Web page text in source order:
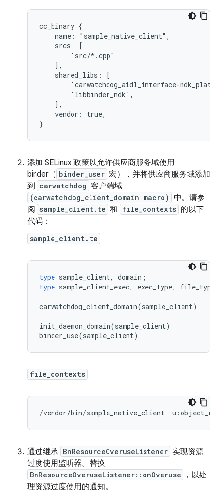
cc_binary {
    name: "sample_native_client",
    srcs: [
        "src/*.cpp"
    ],
    shared_libs: [
"carwatchdog_aidl_interface-
        "libbinder_ndk",
    ],
    vendor: true,
}
添加 SELinux 政策以允许供应商服务域使用
binder（ binder_user 宏），并将供应商服务域添加
到
carwatchdog 客户端域
(carwatchdog_client_domain macro) 中。请参
阅
sample_client.te 和 file_contexts 的以下
代码：
sample_client.te
type sample_client, domain ;
type sample_client_exec, exec_type, file_type
carwatchdog_client_domain(sample_client)
init_daemon_domain(sample_client)
binder_use(sample_client)
file_contexts
/vendor/bin/sample_native_client
通过继承 BnResourceOveruseListener 实现资源
过度使用监听器。替换
BnResourceOveruseListener::onOveruse
，以处
理资源过度使用的通知。